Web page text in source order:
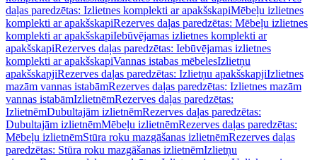
daļas paredzētas: Izlietnes komplekti ar apakšskapiMēbeļu izlietnes
komplekti ar apakšskapiRezerves daļas paredzētas: Mēbeļu izlietnes
komplekti ar apakšskapiIebūvējamas izlietnes komplekti ar
apakšskapiRezerves daļas paredzētas: Iebūvējamas izlietnes
komplekti ar apakšskapiVannas istabas mēbelesIzlietņu
apakšskapjiRezerves daļas paredzētas: Izlietņu apakšskapjiIzlietnes
mazām vannas istabāmRezerves daļas paredzētas: Izlietnes mazām
vannas istabāmIzlietnēmRezerves daļas paredzētas:
IzlietnēmDubultajām izlietnēmRezerves daļas paredzētas:
Dubultajām izlietnēmMēbeļu izlietnēmRezerves daļas paredzētas:
Mēbeļu izlietnēmStūra roku mazgāšanas izlietnēmRezerves daļas
paredzētas: Stūra roku mazgāšanas izlietnēmIzlietņu